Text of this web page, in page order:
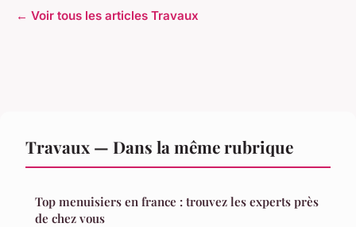
← Voir tous les articles Travaux
Travaux — Dans la même rubrique
Top menuisiers en france : trouvez les experts près
de chez vous